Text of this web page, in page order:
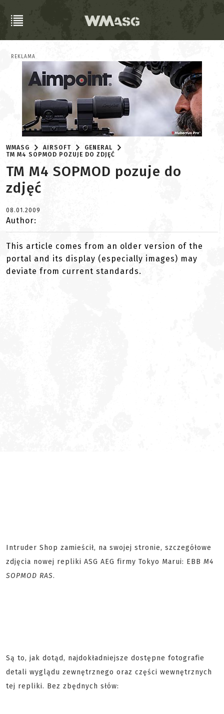
REKLAMA
WMASG AIRSOFT
GENERAL
TM M4 SOPMOD POZUJE DO ZDJĘĆ
TM M4 SOPMOD pozuje do
zdjęć
08.01.2009
Author:
This article comes from an older version of the
portal and its display (especially images) may
deviate from current standards.
Intruder Shop zamieścił, na swojej stronie, szczegółowe
zdjęcia nowej repliki ASG AEG firmy Tokyo Marui: EBB M4
SOPMOD RAS.
Są to, jak dotąd, najdokładniejsze dostępne fotografie
detali wyglądu zewnętrznego oraz części wewnętrznych
tej repliki. Bez zbędnych słów: